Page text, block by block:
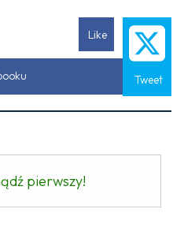
Like
Tweet
pierwszy!